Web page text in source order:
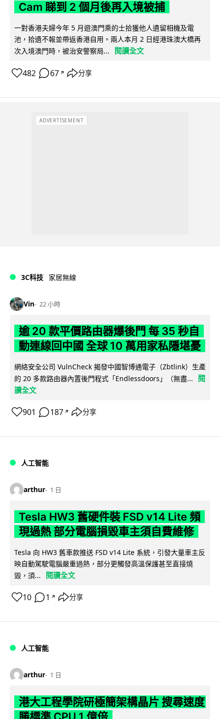
Cam 睇到 2 個月後再入境被捕
一對香港夫婦今年 5 月遊澳門乘的士拾獲他人遺留相機及電
池，拾遺不報並帶返香港自用。兩人本月 2 日經港珠澳大橋再
次入境澳門時，被治安警察局...
閱讀全文
482 67 ↗ 分享
ADVERTISEMENT
3C科技 家居無線
Vin 22 小時
逾 20 款平價路由器爆後門 每 35 秒自
動連線回中國 全球 10 萬用家私隱堪憂
網絡安全公司 VulnCheck 揭發中國智博通電子（Zbtlink）生產
的 20 多款路由器內置後門程式「Endlessdoors」（無盡...
閱
讀全文
901 187 ↗ 分享
人工智能
arthur 1 日
Tesla HW3 舊硬件裝 FSD v14 Lite 頻
現過熱 部分電腦損毀車主須自費維修
Tesla 向 HW3 舊車款推送 FSD v14 Lite 系統，引發大量車主反
映自動駕駛電腦嚴重過熱，部分更觸發高溫保護甚至直接燒
毀，須...
閱讀全文
10 1 ↗ 分享
人工智能
arthur 1 日
港大工程學院研極簡架構晶片 搜尋速度
勝標準 CPU 1 億倍